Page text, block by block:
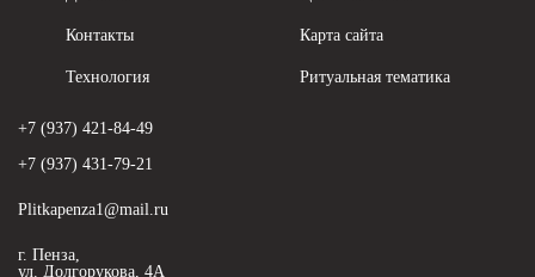
Контакты
Технология
Карта сайта
Ритуальная тематика
+7 (937) 421-84-49
+7 (937) 431-79-21
Plitkapenza1@mail.ru
г. Пенза,
ул. Долгорукова, 4А